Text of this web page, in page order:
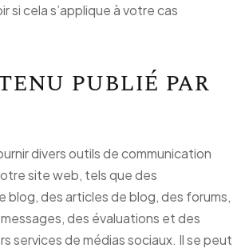
si cela s’applique à votre cas
publié par
divers outils de communication
site web, tels que des
blog, des articles de blog, des forums,
des évaluations et des
services de médias sociaux. Il se peut